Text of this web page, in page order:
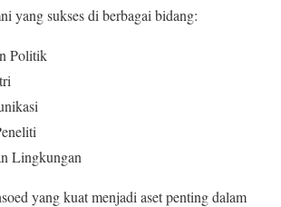
yang sukses di berbagai bidang:
Politik
Lingkungan
yang kuat menjadi aset penting dalam